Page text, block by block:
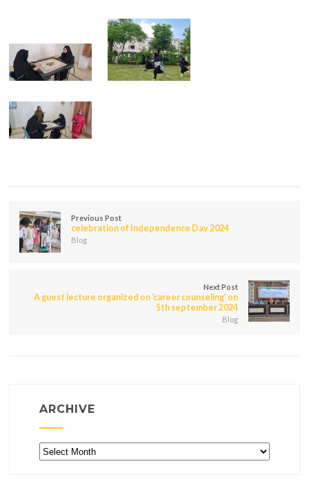
Previous Post
celebration of Independence Day 2024
Blog
Next Post
A guest lecture organized on ‘career counseling’ on
5th september 2024
Blog
ARCHIVE
Archive